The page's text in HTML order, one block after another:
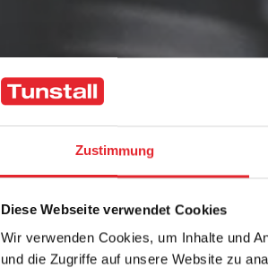
Zustimmung
Diese Webseite verwendet Cookies
Wir verwenden Cookies, um Inhalte und
und die Zugriffe auf unsere Website zu